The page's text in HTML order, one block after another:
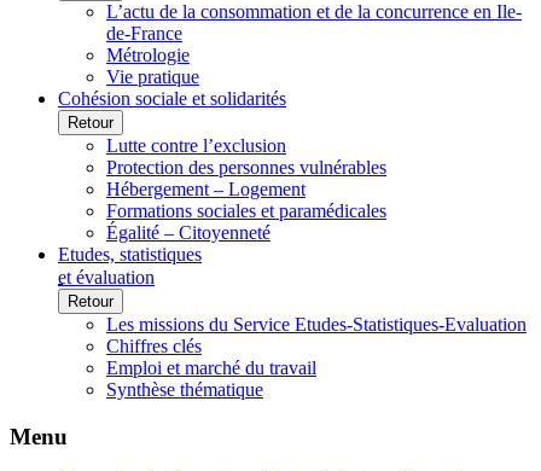
L’actu de la consommation et de la concurrence en Ile-
de-France
Métrologie
Vie pratique
Cohésion sociale et solidarités
Retour
Lutte contre l’exclusion
Protection des personnes vulnérables
Hébergement – Logement
Formations sociales et paramédicales
Égalité – Citoyenneté
Etudes, statistiques
et évaluation
Retour
Les missions du Service Etudes-Statistiques-Evaluation
Chiffres clés
Emploi et marché du travail
Synthèse thématique
Menu